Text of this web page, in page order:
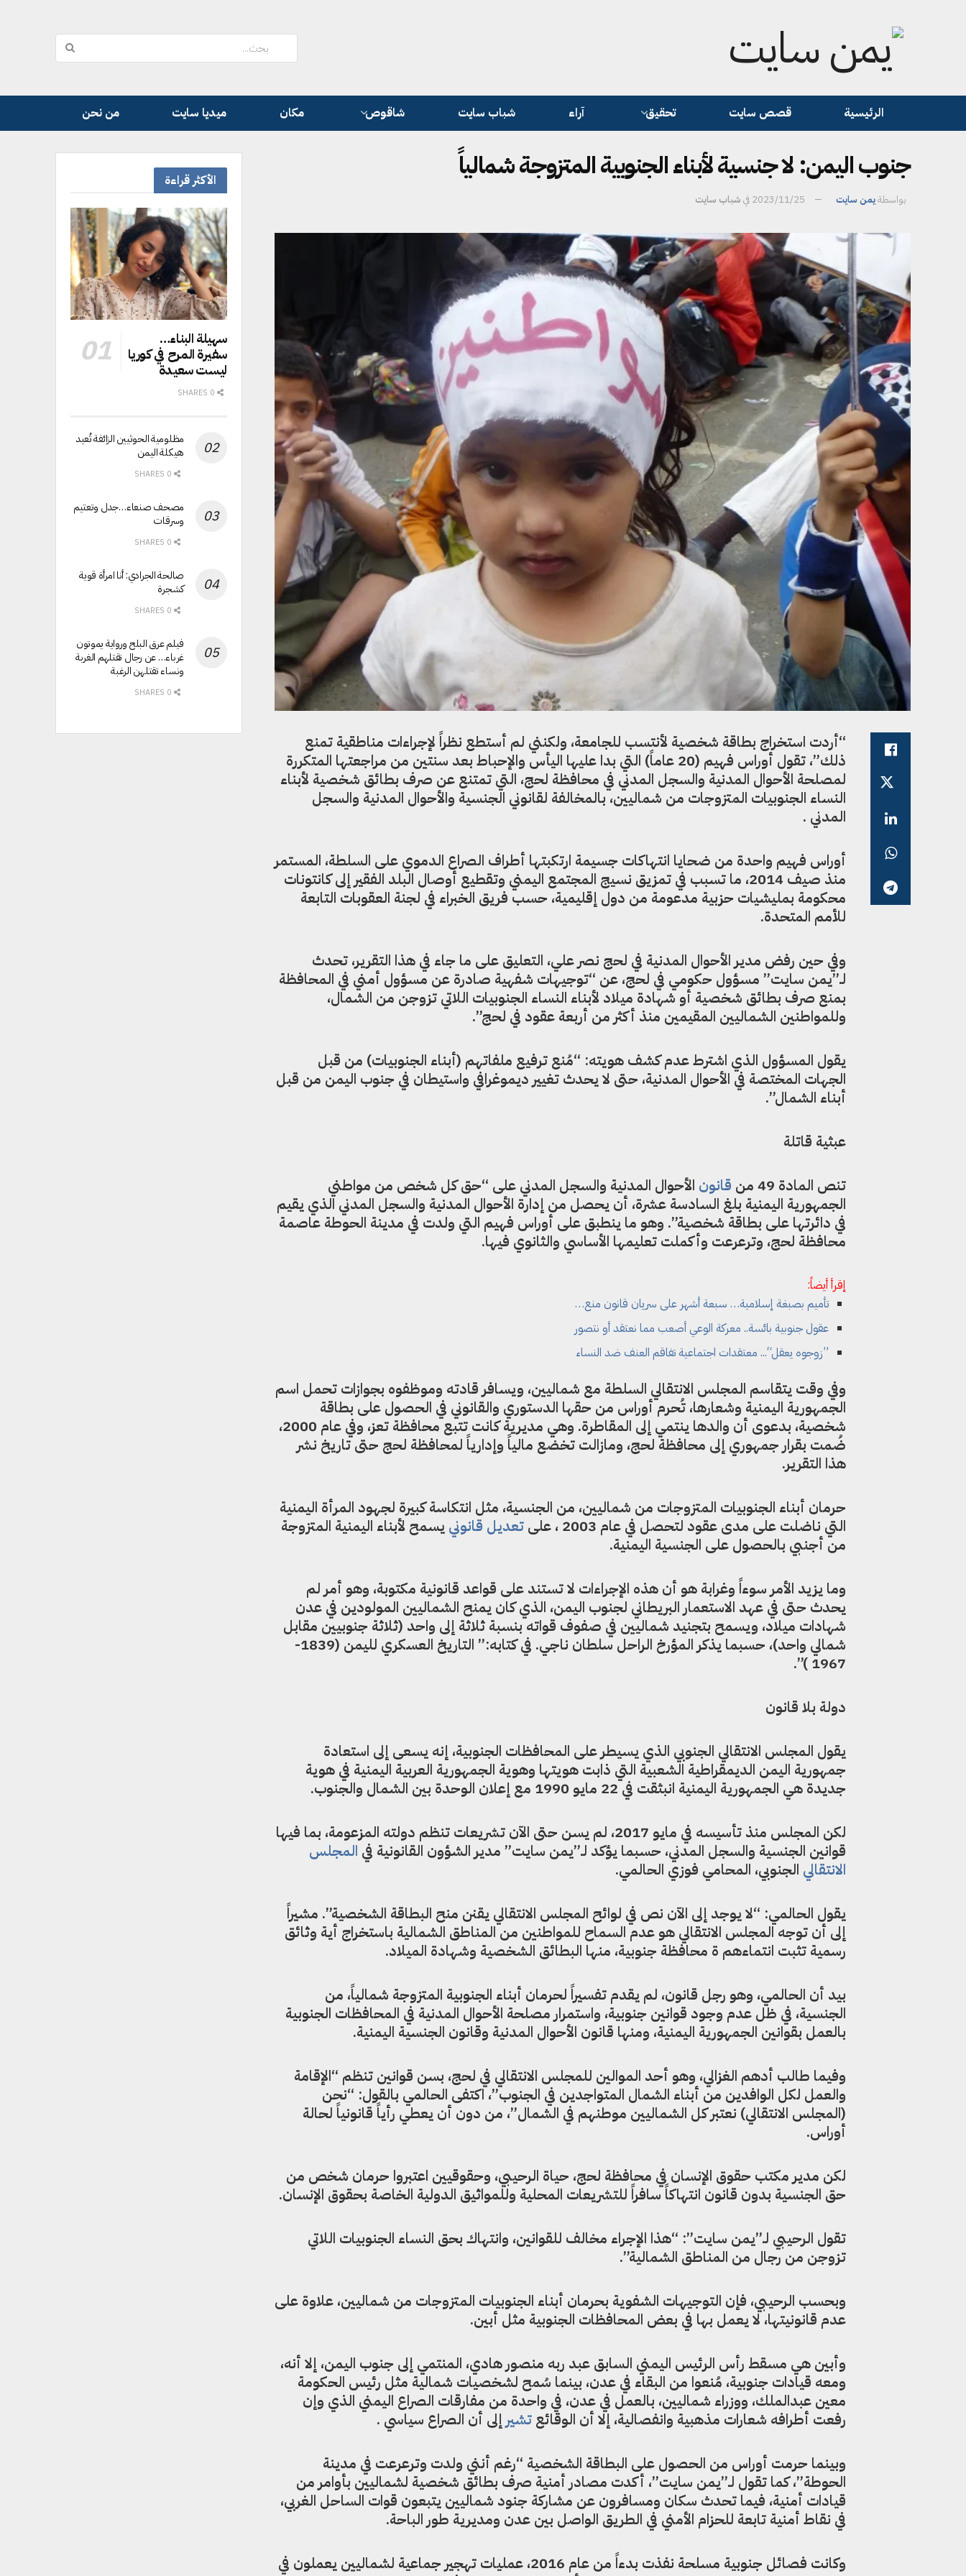
الرئيسية قصص سايت تحقيق آراء شباب سايت شاقوص مكان ميديا سايت من نحن
جنوب اليمن: لا جنسية لأبناء الجنوبية المتزوجة شمالياً
بواسطةيمن سايت 2023/11/25 في شباب سايت
“أردت استخراج بطاقة شخصية لأنتسب للجامعة، ولكنني لم أستطع نظراً لإجراءات مناطقية تمنع
ذلك”، تقول أوراس فهيم (20 عاماً) التي بدا عليها اليأس والإحباط بعد سنتين من مراجعتها المتكررة
لمصلحة الأحوال المدنية والسجل المدني في محافظة لحج، التي تمتنع عن صرف بطائق شخصية لأبناء
النساء الجنوبيات المتزوجات من شماليين، بالمخالفة لقانوني الجنسية والأحوال المدنية والسجل
المدني .
أوراس فهيم واحدة من ضحايا انتهاكات جسيمة ارتكبتها أطراف الصراع الدموي على السلطة، المستمر
منذ صيف 2014، ما تسبب في تمزيق نسيج المجتمع اليمني وتقطيع أوصال البلد الفقير إلى كانتونات
محكومة بمليشيات حزبية مدعومة من دول إقليمية، حسب فريق الخبراء في لجنة العقوبات التابعة
للأمم المتحدة.
وفي حين رفض مدير الأحوال المدنية في لحج نصر علي، التعليق على ما جاء في هذا التقرير، تحدث
لـ”يمن سايت” مسؤول حكومي في لحج، عن “توجيهات شفهية صادرة عن مسؤول أمني في المحافظة
بمنع صرف بطائق شخصية أو شهادة ميلاد لأبناء النساء الجنوبيات اللاتي تزوجن من الشمال،
وللمواطنين الشماليين المقيمين منذ أكثر من أربعة عقود في لحج”.
يقول المسؤول الذي اشترط عدم كشف هويته: “مُنع ترفيع ملفاتهم (أبناء الجنوبيات) من قبل
الجهات المختصة في الأحوال المدنية، حتى لا يحدث تغيير ديموغرافي واستيطان في جنوب اليمن من قبل
أبناء الشمال”.
عبثية قاتلة
تنص المادة 49 من قانون الأحوال المدنية والسجل المدني على “حق كل شخص من مواطني
الجمهورية اليمنية بلغ السادسة عشرة، أن يحصل من إدارة الأحوال المدنية والسجل المدني الذي يقيم
في دائرتها على بطاقة شخصية”. وهو ما ينطبق على أوراس فهيم التي ولدت في مدينة الحوطة عاصمة
محافظة لحج، وترعرعت وأكملت تعليمها الأساسي والثانوي فيها.
إقرأ أيضاً:
تأميم بصبغة إسلامية… سبعة أشهر على سريان قانون منع…
عقول جنوبية بائسة.. معركة الوعي أصعب مما نعتقد أو نتصور
”زوجوه يعقل“... معتقدات اجتماعية تفاقم العنف ضد النساء
وفي وقت يتقاسم المجلس الانتقالي السلطة مع شماليين، ويسافر قادته وموظفوه بجوازات تحمل اسم
الجمهورية اليمنية وشعارها، تُحرم أوراس من حقها الدستوري والقانوني في الحصول على بطاقة
شخصية، بدعوى أن والدها ينتمي إلى المقاطرة. وهي مديرية كانت تتبع محافظة تعز، وفي عام 2000،
ضُمت بقرار جمهوري إلى محافظة لحج، ومازالت تخضع مالياً وإدارياً لمحافظة لحج حتى تاريخ نشر
هذا التقرير.
حرمان أبناء الجنوبيات المتزوجات من شماليين، من الجنسية، مثل انتكاسة كبيرة لجهود المرأة اليمنية
التي ناضلت على مدى عقود لتحصل في عام 2003 ، على
تعديل قانوني يسمح لأبناء اليمنية المتزوجة
من أجنبي بالحصول على الجنسية اليمنية.
وما يزيد الأمر سوءاً وغرابة هو أن هذه الإجراءات لا تستند على قواعد قانونية مكتوبة، وهو أمر لم
يحدث حتى في عهد الاستعمار البريطاني لجنوب اليمن، الذي كان يمنح الشماليين المولودين في عدن
شهادات ميلاد، ويسمح بتجنيد شماليين في صفوف قواته بنسبة ثلاثة إلى واحد (ثلاثة جنوبيين مقابل
شمالي واحد)، حسبما يذكر المؤرخ الراحل سلطان ناجي. في كتابه:” التاريخ العسكري لليمن (1839-
1967 )”.
دولة بلا قانون
يقول المجلس الانتقالي الجنوبي الذي يسيطر على المحافظات الجنوبية، إنه يسعى إلى استعادة
جمهورية اليمن الديمقراطية الشعبية التي ذابت هويتها وهوية الجمهورية العربية اليمنية في هوية
جديدة هي الجمهورية اليمنية انبثقت في 22 مايو 1990 مع إعلان الوحدة بين الشمال والجنوب.
لكن المجلس منذ تأسيسه في مايو 2017، لم يسن حتى الآن تشريعات تنظم دولته المزعومة، بما فيها
قوانين الجنسية والسجل المدني، حسبما يؤكد لـ”يمن سايت” مدير الشؤون القانونية في المجلس
الانتقالي الجنوبي، المحامي فوزي الحالمي.
يقول الحالمي: “لا يوجد إلى الآن نص في لوائح المجلس الانتقالي يقنن منح البطاقة الشخصية”. مشيراً
إلى أن توجه المجلس الانتقالي هو عدم السماح للمواطنين من المناطق الشمالية باستخراج أية وثائق
رسمية تثبت انتماءهم ة محافظة جنوبية، منها البطائق الشخصية وشهادة الميلاد.
بيد أن الحالمي، وهو رجل قانون، لم يقدم تفسيراً لحرمان أبناء الجنوبية المتزوجة شمالياً، من
الجنسية، في ظل عدم وجود قوانين جنوبية، واستمرار مصلحة الأحوال المدنية في المحافظات الجنوبية
بالعمل بقوانين الجمهورية اليمنية، ومنها قانون الأحوال المدنية وقانون الجنسية اليمنية.
وفيما طالب أدهم الغزالي، وهو أحد الموالين للمجلس الانتقالي في لحج، بسن قوانين تنظم “الإقامة
والعمل لكل الوافدين من أبناء الشمال المتواجدين في الجنوب”، اكتفى الحالمي بالقول: “نحن
(المجلس الانتقالي) نعتبر كل الشماليين موطنهم في الشمال”، من دون أن يعطي رأياً قانونياً لحالة
أوراس.
لكن مدير مكتب حقوق الإنسان في محافظة لحج، حياة الرحيبي، وحقوقيين اعتبروا حرمان شخص من
حق الجنسية بدون قانون انتهاكاً سافراً للتشريعات المحلية وللمواثيق الدولية الخاصة بحقوق الإنسان.
تقول الرحيبي لـ”يمن سايت”: “هذا الإجراء مخالف للقوانين، وانتهاك بحق النساء الجنوبيات اللاتي
تزوجن من رجال من المناطق الشمالية”.
وبحسب الرحيبي، فإن التوجيهات الشفوية بحرمان أبناء الجنوبيات المتزوجات من شماليين، علاوة على
عدم قانونيتها، لا يعمل بها في بعض المحافظات الجنوبية مثل أبين.
وأبين هي مسقط رأس الرئيس اليمني السابق عبد ربه منصور هادي، المنتمي إلى جنوب اليمن، إلا أنه،
ومعه قيادات جنوبية، مُنعوا من البقاء في عدن، بينما سُمح لشخصيات شمالية مثل رئيس الحكومة
معين عبدالملك، ووزراء شماليين، بالعمل في عدن، في واحدة من مفارقات الصراع اليمني الذي وإن
رفعت أطرافه شعارات مذهبية وانفصالية، إلا أن الوقائع تشير إلى أن الصراع سياسي .
وبينما حرمت أوراس من الحصول على البطاقة الشخصية “رغم أنني ولدت وترعرعت في مدينة
الحوطة”، كما تقول لـ”يمن سايت”، أكدت مصادر أمنية صرف بطائق شخصية لشماليين بأوامر من
قيادات أمنية، فيما تحدث سكان ومسافرون عن مشاركة جنود شماليين يتبعون قوات الساحل الغربي،
في نقاط أمنية تابعة للحزام الأمني في الطريق الواصل بين عدن ومديرية طور الباحة.
وكانت فصائل جنوبية مسلحة نفذت بدءاً من عام 2016، عمليات تهجير جماعية لشماليين يعملون في
الأكثر قراءة
سهيلة البناء…
سفيرة المرح في كوريا
ليست سعيدة
مظلومية الحوثيين الزائفة تُعيد
هيكلة اليمن
مصحف صنعاء…جدل وتعتيم
وسرقات
صالحة الجرادي: أنا امرأة قوية
كشجرة
فيلم عرق البلح ورواية يموتون
غرباء… عن رجال تقتلهم الغربة
ونساء تقتلهن الرغبة